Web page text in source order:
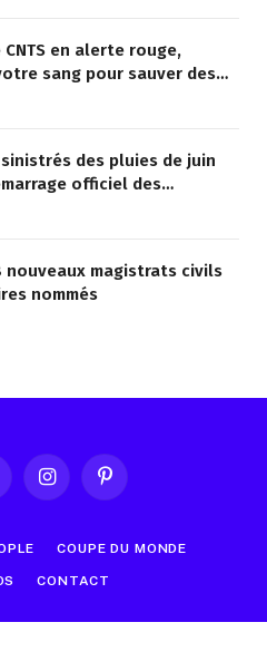
CNTS en alerte rouge,
sang pour sauver des
des pluies de juin
officiel des
nouveaux magistrats civils
nommés
InstagramPinterest
COUPE DU MONDE
CONTACT